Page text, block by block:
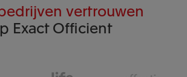
vertrouwen
Exact Officient